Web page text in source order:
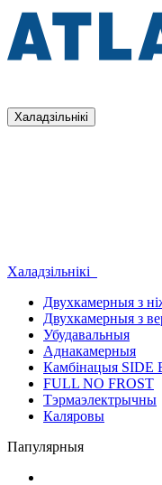
Халадзільнікі
Халадзільнікі
Двухкамерныя з
Двухкамерныя з
Убудавальныя
Аднакамерныя
Камбінацыя SIDE
FULL NO FROST
Тэрмаэлектрычны
Каляровы
Папулярныя